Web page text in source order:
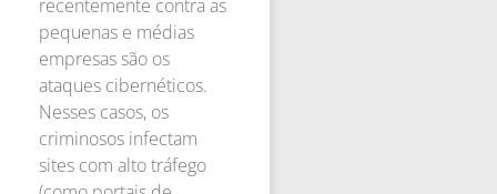
recentemente contra as
pequenas e médias
empresas são os
ataques cibernéticos.
Nesses casos, os
criminosos infectam
sites com alto tráfego